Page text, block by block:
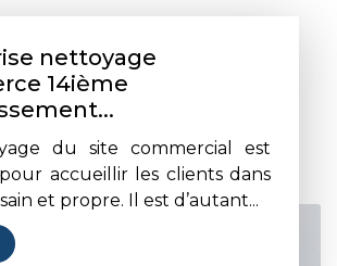
nettoyage
14ième
du site commercial est
accueillir les clients dans
et propre. Il est d’autant...